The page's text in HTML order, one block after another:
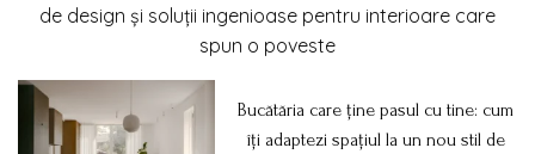
de design și soluții ingenioase pentru interioare care
spun o poveste
Bucătăria care ține pasul cu tine: cum
îți adaptezi spațiul la un nou stil de